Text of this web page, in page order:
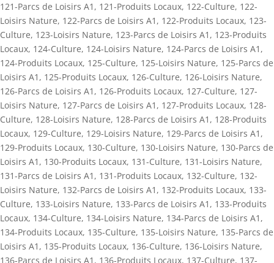
121-Parcs de Loisirs A1 , 121-Produits Locaux, 122-Culture, 122-
Loisirs Nature, 122-Parcs de Loisirs A1 , 122-Produits Locaux, 123-
Culture, 123-Loisirs Nature, 123-Parcs de Loisirs A1 , 123-Produits
Locaux, 124-Culture, 124-Loisirs Nature, 124-Parcs de Loisirs A1 ,
124-Produits Locaux, 125-Culture, 125-Loisirs Nature, 125-Parcs de
Loisirs A1 , 125-Produits Locaux, 126-Culture, 126-Loisirs Nature,
126-Parcs de Loisirs A1 , 126-Produits Locaux, 127-Culture, 127-
Loisirs Nature, 127-Parcs de Loisirs A1 , 127-Produits Locaux, 128-
Culture, 128-Loisirs Nature, 128-Parcs de Loisirs A1 , 128-Produits
Locaux, 129-Culture, 129-Loisirs Nature, 129-Parcs de Loisirs A1 ,
129-Produits Locaux, 130-Culture, 130-Loisirs Nature, 130-Parcs de
Loisirs A1 , 130-Produits Locaux, 131-Culture, 131-Loisirs Nature,
131-Parcs de Loisirs A1 , 131-Produits Locaux, 132-Culture, 132-
Loisirs Nature, 132-Parcs de Loisirs A1 , 132-Produits Locaux, 133-
Culture, 133-Loisirs Nature, 133-Parcs de Loisirs A1 , 133-Produits
Locaux, 134-Culture, 134-Loisirs Nature, 134-Parcs de Loisirs A1 ,
134-Produits Locaux, 135-Culture, 135-Loisirs Nature, 135-Parcs de
Loisirs A1 , 135-Produits Locaux, 136-Culture, 136-Loisirs Nature,
136-Parcs de Loisirs A1 , 136-Produits Locaux, 137-Culture, 137-